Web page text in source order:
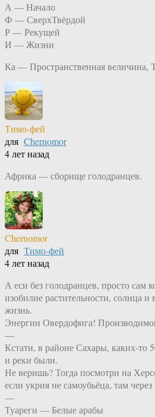
А — Начало
Ф — СверхТвёрдой
Р — Рекущей
И — Жизни
Ка — Пространственная величина,
Тимо-фей
для Chernomor
4 лет назад
Африка — сборище голодранцев.
Chernomor
для Тимо-фей
4 лет назад
А еси без голодранцев, просто сам
изобилие растительности, солнца
жизнь.
Энергии Овердофига!
—
Кстати, в районе Сахары, каких-то
и реки были.
Не веришь? Тогда посмотри на
если укрия не самоубьёца, там
—
Туареги — Белые арабы